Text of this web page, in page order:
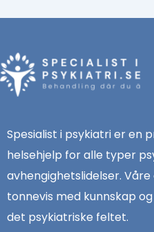
Spesialist i psykiatri er en
helsehjelp for alle typer
avhengighetslidelser.
tonnevis med kunnskap
det psykiatriske feltet.